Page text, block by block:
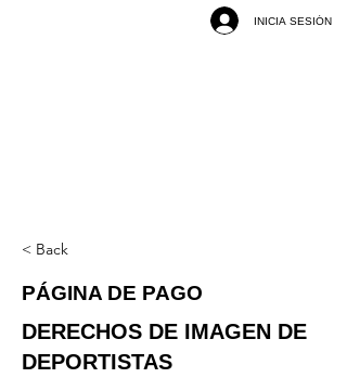
INICIA SESIÓN
< Back
PÁGINA DE PAGO
DERECHOS DE IMAGEN DE
DEPORTISTAS